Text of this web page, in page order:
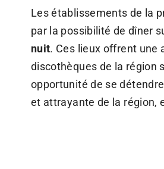
Les établissements de la
par la possibilité de dîner
nuit. Ces lieux offrent une
discothèques de la région
opportunité de se
et attrayante de la région,